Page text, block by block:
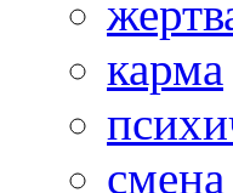
карма